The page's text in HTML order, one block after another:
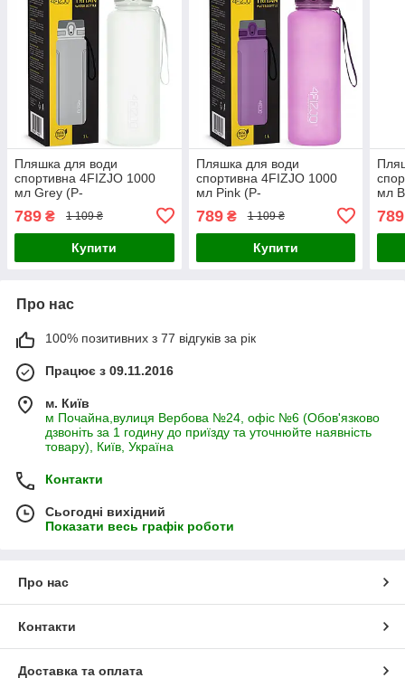
Пляшка для води
спортивна 4FIZJO 1000
мл Grey (P-
789 ₴ 1 109 ₴
Купити
Пляшка для води
спортивна 4FIZJO 1000
мл Pink (P-
789₴ 1 109 ₴
Купити
мл
789
Про нас
100% позитивних з 77 відгуків за рік
Працює з 09.11.2016
м. Київ
м Почайна,вулиця Вербова №24, офіс №6 (Обов'язково
дзвоніть за 1 годину до приїзду та уточнюйте наявність
товару), Київ, Україна
Контакти
Сьогодні вихідний
Показати весь графік роботи
Про нас
Контакти
Доставка та оплата